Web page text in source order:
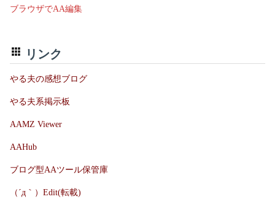
ブラウザでAA編集
リンク
やる夫の感想ブログ
やる夫系掲示板
AAMZ Viewer
AAHub
ブログ型AAツール保管庫
（´д｀）Edit(転載)